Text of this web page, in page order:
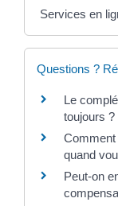
Services en
Questions ?
Le
toujours ?
Comment
quand
Peut-on